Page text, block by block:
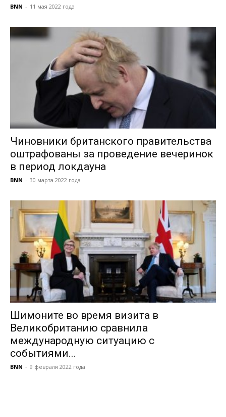
BNN - 11 мая 2022 года
Чиновники британского правительства
оштрафованы за проведение вечеринок
в период локдауна
BNN - 30 марта 2022 года
Шимоните во время визита в
Великобританию сравнила
международную ситуацию с
событиями...
BNN - 9 февраля 2022 года